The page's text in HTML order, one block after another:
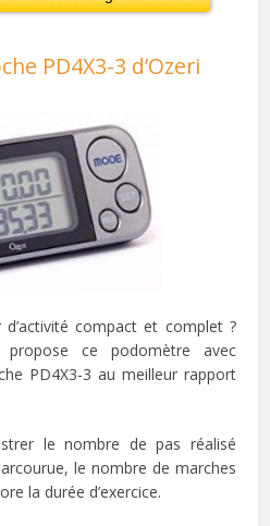
PD4X3-3 d’Ozeri
compact et complet ?
ce podomètre avec
PD4X3-3 au meilleur rapport
le nombre de pas réalisé
le nombre de marches
la durée d’exercice.